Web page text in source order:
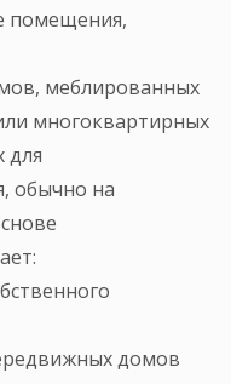
помещения,
меблированных
многоквартирных
для
обычно на
домов